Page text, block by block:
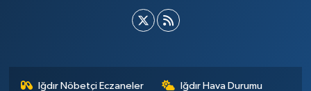
Iğdır Nöbetçi Eczaneler Iğdır Hava Durumu